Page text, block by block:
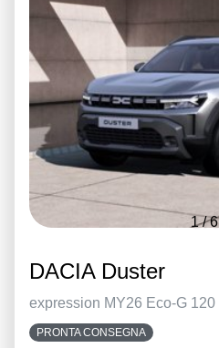
1/6
DACIA Duster
expression MY26 Eco-G 120
PRONTA CONSEGNA